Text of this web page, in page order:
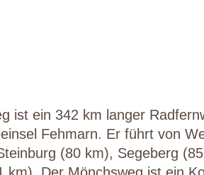
ist ein 342 km langer
Fehmarn. Er führt von
(80 km), Segeberg